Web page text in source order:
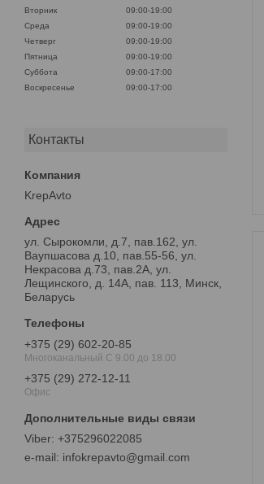
Вторник
09:00-19:00
Среда
09:00-19:00
Четверг
09:00-19:00
Пятница
09:00-19:00
Суббота
09:00-17:00
Воскресенье
09:00-17:00
Контакты
KrepAvto
ул. Сырокомли, д.7, пав.162, ул.
Ваупшасова д.10, пав.55-56, ул.
Некрасова д.73, пав.2А, ул.
Лещинского, д. 14А, пав. 113, Минск,
Беларусь
+375 (29) 602-20-85
Многоканальный С 9.00 до 18.00
+375 (29) 272-12-11
Офис
+375296022085
e-mail
infokrepavto@gmail.com